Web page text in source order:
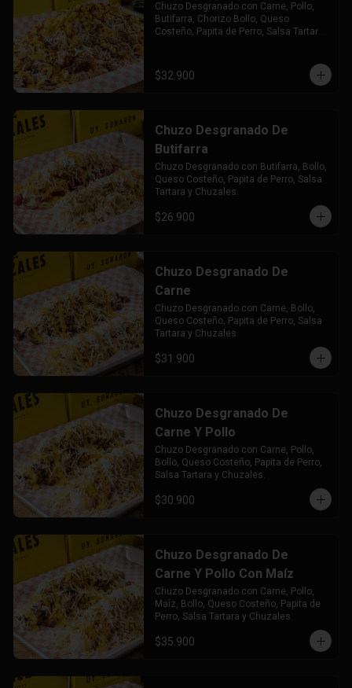
Chuzo Desgranado con Carne, Pollo,
Butifarra, Chorizo Bollo, Queso
Costeño, Papita de Perro, Salsa Tartara
$32.900
Chuzo Desgranado De
Butifarra
Chuzo Desgranado con Butifarra, Bollo,
Queso Costeño, Papita de Perro, Salsa
Tartara y Chuzales.
$26.900
Chuzo Desgranado De
Carne
Chuzo Desgranado con Carne, Bollo,
Queso Costeño, Papita de Perro, Salsa
Tartara y Chuzales.
$31.900
Chuzo Desgranado De
Carne Y Pollo
Chuzo Desgranado con Carne, Pollo,
Bollo, Queso Costeño, Papita de Perro,
Salsa Tartara y Chuzales.
$30.900
Chuzo Desgranado De
Carne Y Pollo Con Maíz
Chuzo Desgranado con Carne, Pollo,
Maíz, Bollo, Queso Costeño, Papita de
Perro, Salsa Tartara y Chuzales.
$35.900